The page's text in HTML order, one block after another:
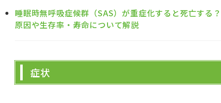
睡眠時無呼吸症候群（SAS）が重症化すると死亡する？
原因や生存率・寿命について解説
症状